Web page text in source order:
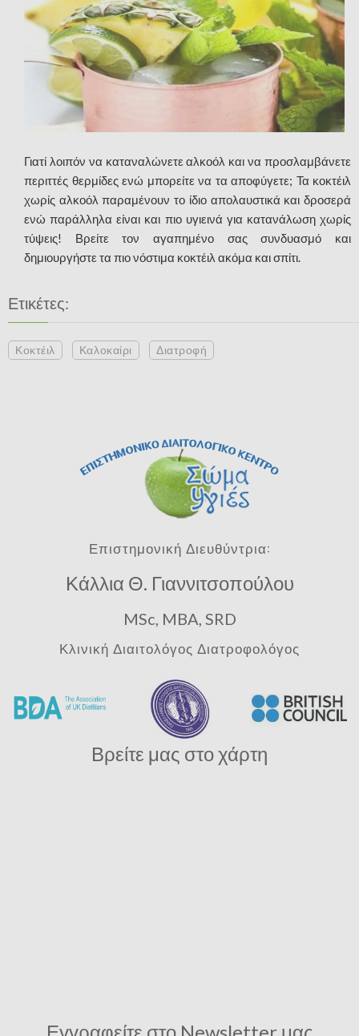
Γιατί λοιπόν να καταναλώνετε αλκοόλ και να προσλαμβάνετε
περιττές θερμίδες ενώ μπορείτε να τα αποφύγετε; Τα κοκτέιλ
χωρίς αλκοόλ παραμένουν το ίδιο απολαυστικά και δροσερά
ενώ παράλληλα είναι και πιο υγιεινά για κατανάλωση χωρίς
τύψεις! Βρείτε τον αγαπημένο σας συνδυασμό και
δημιουργήστε τα πιο νόστιμα κοκτέιλ ακόμα και σπίτι.
Ετικέτες:
Κοκτέιλ Καλοκαίρι Διατροφή
Επιστημονική Διευθύντρια:
Κάλλια Θ. Γιαννιτσοπούλου
MSc, MBA, SRD
Κλινική Διαιτολόγος Διατροφολόγος
Βρείτε μας στο χάρτη